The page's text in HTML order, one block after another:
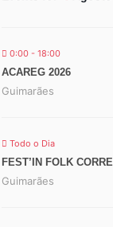
0:00 - 18:00
ACAREG 2026
Guimarães
Todo o Dia
FEST’IN FOLK
Guimarães